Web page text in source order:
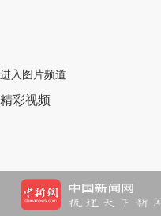
进入图片频道
精彩视频
进入视频频道